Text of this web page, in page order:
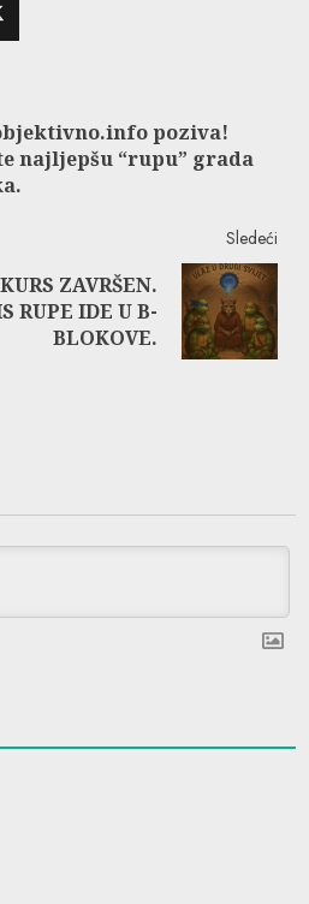
poziva!
najljepšu “rupu” grada
Sledeći
ZAVRŠEN.
RUPE IDE U B-
BLOKOVE.